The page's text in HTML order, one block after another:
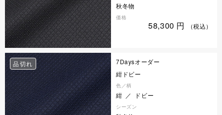
秋冬物
価格
58,300 円 （税込）
品切れ
7Daysオーダー
紺ドビー
色／柄
紺 ／ ドビー
シーズン